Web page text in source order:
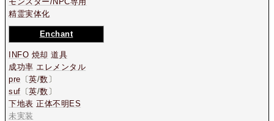
精霊実体化
Enchant
INFO 焼却 道具
成功率 エレメンタル
pre 〔英/数〕
suf 〔英/数〕
下地表 正体不明ES
未実装